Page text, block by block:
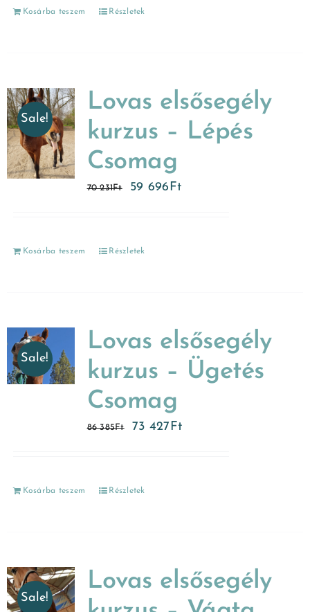
Kosárba teszem Részletek
Sale!
Lovas elsősegély
kurzus – Lépés
Csomag
70 231Ft 59 696Ft
Kosárba teszem Részletek
Sale!
Lovas elsősegély
kurzus – Ügetés
Csomag
86 385Ft 73 427Ft
Kosárba teszem Részletek
Sale!
Lovas elsősegély